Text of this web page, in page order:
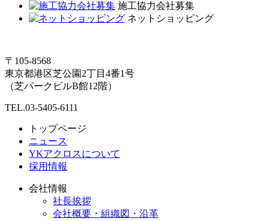
施工協力会社募集
ネットショッピング
〒105-8568
東京都港区芝公園2丁目4番1号
（芝パークビルB館12階）
TEL.03-5405-6111
トップページ
ニュース
YKアクロスについて
採用情報
会社情報
社長挨拶
会社概要・組織図・沿革